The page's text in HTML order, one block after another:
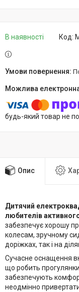
В наявності Код:
будь-який товар не
Опис
Дитячий
любителів
забезпечує хорошу
колесам, зручному
доріжках, так і на
Сучасне оснащення
що робить
забезпечують
неодмінно